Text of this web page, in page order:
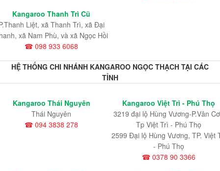
Kangaroo Thanh Trì Cũ
Liệt, xã Thanh Trì, xã Đại
xã Nam Phù, và xã Ngọc Hồi
☎ 098 933 6068
HỆ THỐNG CHI NHÁNH KANGAROO NGỌC THẠCH TẠI CÁC
TỈNH
Kangaroo Thái Nguyên
Thái Nguyên
☎ 094 3838 278
Kangaroo Việt Trì - Phú Thọ
3219 đại lộ Hùng Vương-P.Vân
Tp Việt Trì - Phú Thọ
2599 Đại lộ Hùng Vương, TP. Việt
- Phú Thọ
☎ 0378 90 3366